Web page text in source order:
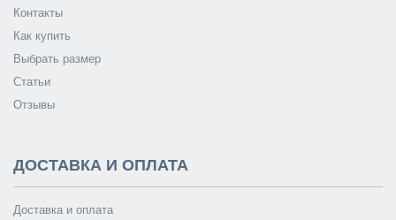
Контакты
Как купить
Выбрать размер
Статьи
Отзывы
ДОСТАВКА И ОПЛАТА
Доставка и оплата